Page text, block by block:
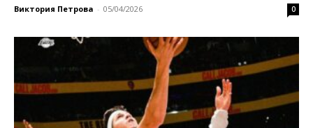
Виктория Петрова - 05/04/2026 0